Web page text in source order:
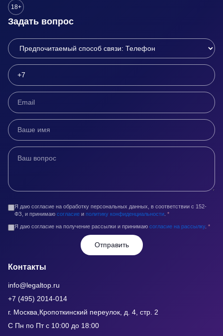
18+
Задать вопрос
Я даю согласие на обработку персональных данных, в соответствии с 152-
ФЗ, и принимаю согласие и политику конфиденциальности *
Я даю согласие на получение рассылки и принимаю согласие на рассылку. *
Отправить
Контакты
info@legaltop.ru
+7 (495) 2014-014
г. Москва,Кропоткинский переулок, д. 4, стр. 2
С Пн по Пт с 10:00 до 18:00